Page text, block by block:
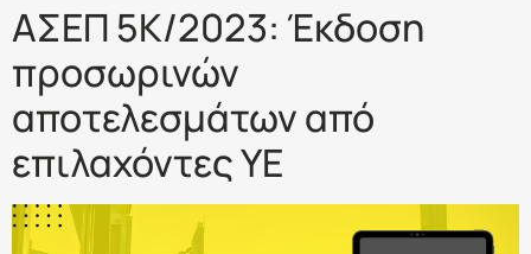
ΑΣΕΠ 5Κ/2023: Έκδοση
προσωρινών
αποτελεσμάτων από
επιλαχόντες ΥΕ